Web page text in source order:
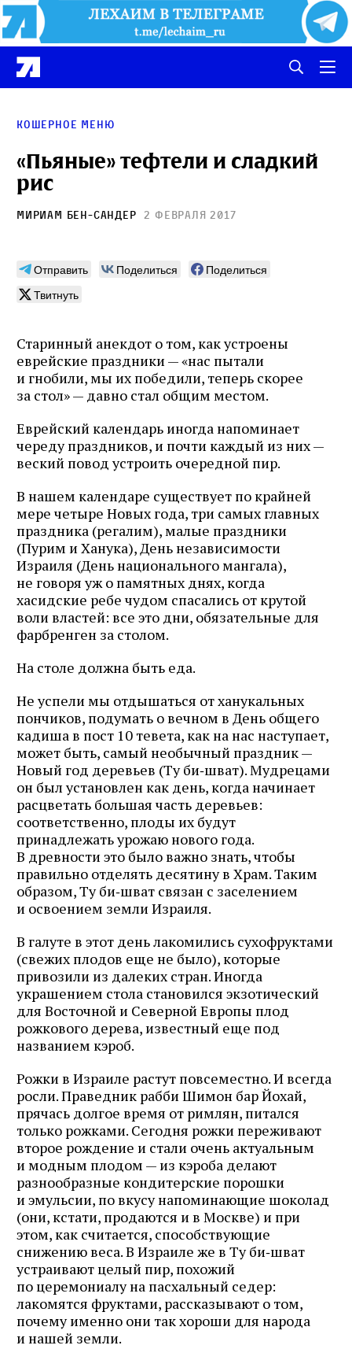
Кошерное меню
«Пьяные» тефтели и сладкий
рис
Мириам Бен-Сандер 2 февраля 2017
Отправить Поделиться
Поделиться
Твитнуть
Старинный анекдот о том, как устроены
еврейские праздники — «нас пытали
и гнобили, мы их победили, теперь скорее
за стол» — давно стал общим местом.
Еврейский календарь иногда напоминает
череду праздников, и почти каждый из них —
веский повод устроить очередной пир.
В нашем календаре существует по крайней
мере четыре Новых года, три самых главных
праздника (регалим), малые праздники
(Пурим и Ханука), День независимости
Израиля (День национального мангала),
не говоря уж о памятных днях, когда
хасидские ребе чудом спасались от крутой
воли властей: все это дни, обязательные для
фарбренген за столом.
На столе должна быть еда.
Не успели мы отдышаться от ханукальных
пончиков, подумать о вечном в День общего
кадиша в пост 10 тевета, как на нас наступает,
может быть, самый необычный праздник —
Новый год деревьев (Ту би‑шват). Мудрецами
он был установлен как день, когда начинает
расцветать большая часть деревьев:
соответственно, плоды их будут
принадлежать урожаю нового года.
В древности это было важно знать, чтобы
правильно отделять десятину в Храм. Таким
образом, Ту би‑шват связан с заселением
и освоением земли Израиля.
В галуте в этот день лакомились сухофруктами
(свежих плодов еще не было), которые
привозили из далеких стран. Иногда
украшением стола становился экзотический
для Восточной и Северной Европы плод
рожкового дерева, известный еще под
названием кэроб.
Рожки в Израиле растут повсеместно. И всегда
росли. Праведник рабби Шимон бар Йохай,
прячась долгое время от римлян, питался
только рожками. Сегодня рожки переживают
второе рождение и стали очень актуальным
и модным плодом — из кэроба делают
разнообразные кондитерские порошки
и эмульсии, по вкусу напоминающие шоколад
(они, кстати, продаются и в Москве) и при
этом, как считается, способствующие
снижению веса. В Израиле же в Ту би‑шват
устраивают целый пир, похожий
по церемониалу на пасхальный седер:
лакомятся фруктами, рассказывают о том,
почему именно они так хороши для народа
и нашей земли.